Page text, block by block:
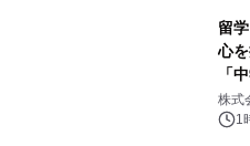
留
心
「
ジ
9/
株式
1